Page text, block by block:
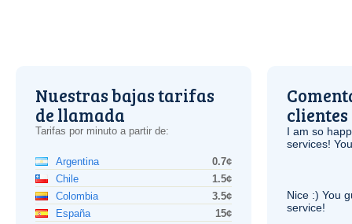
Nuestras bajas tarifas
de llamada
Tarifas por minuto a partir de:
Argentina
0.7¢
Chile
1.5¢
Colombia
3.5¢
España
15¢
clientes
I am so
services!
Nice :) You
service!